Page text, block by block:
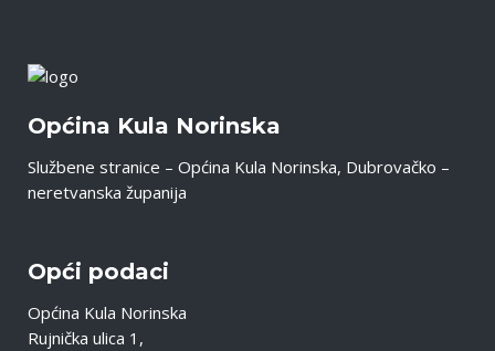
Općina Kula Norinska
Službene stranice – Općina Kula Norinska, Dubrovačko –
neretvanska županija
Opći podaci
Općina Kula Norinska
Rujnička ulica 1,